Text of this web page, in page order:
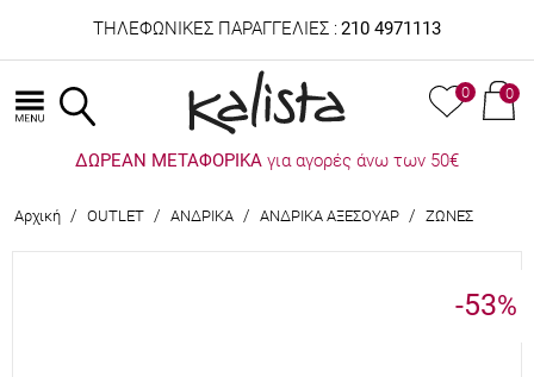
ΤΗΛΕΦΩΝΙΚΕΣ ΠΑΡΑΓΓΕΛΙΕΣ : 210 4971113
0 0
ΔΩΡΕΑΝ ΜΕΤΑΦΟΡΙΚΑ για αγορές άνω των 50€
Αρχική / OUTLET / ΑΝΔΡΙΚΑ / ΑΝΔΡΙΚΑ ΑΞΕΣΟΥΑΡ / ΖΩΝΕΣ
-53%